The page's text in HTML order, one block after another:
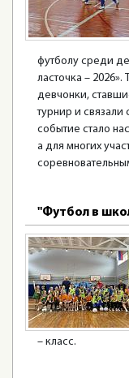
футболу среди
ласточка –
девчонки,
турнир и
событие стало
а для многих
"Футбол в
– класс.